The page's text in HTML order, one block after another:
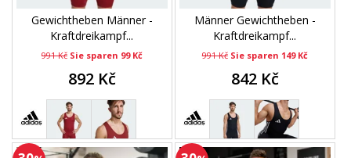
Gewichtheben Männer -
Kraftdreikampf...
991 Kč Sie sparen 99 Kč
892 Kč
Männer Gewichtheben -
Kraftdreikampf...
991 Kč Sie sparen 149 Kč
842 Kč